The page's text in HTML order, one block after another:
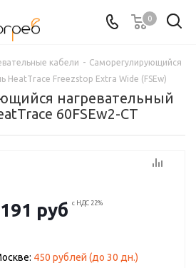
0
кабели - Саморегулирующийся
HeatTrace Freezstop Extra Wide (FSEw)
нагревательный
60FSEw2-CT
руб с НДС 22%
450 рублей (до30 дн.)